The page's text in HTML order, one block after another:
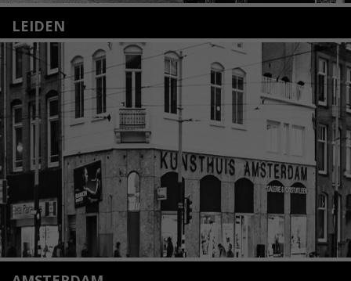
LEIDEN
Nieuwstraat 35
2312 KA Leiden
+31(0)71 – 52 84 480
info@kunsthuisleiden.nl
Lees meer